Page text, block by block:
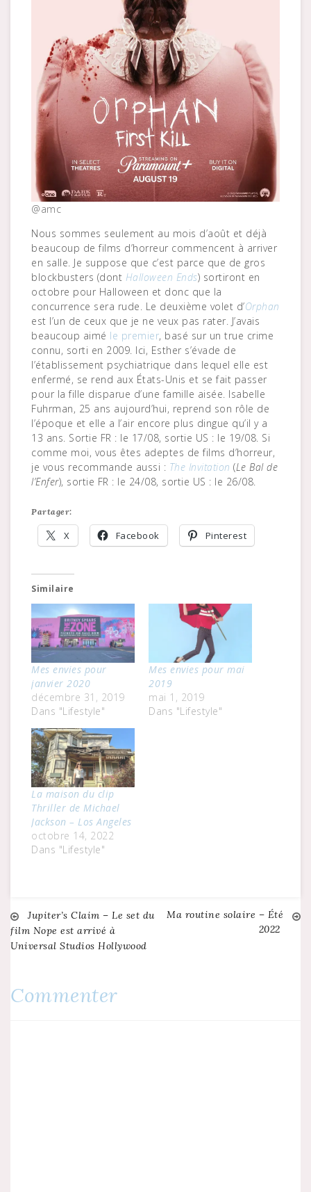
@amc
Nous sommes seulement au mois d’août et déjà
beaucoup de films d’horreur commencent à arriver
en salle. Je suppose que c’est parce que de gros
blockbusters (dont Halloween Ends) sortiront en
octobre pour Halloween et donc que la
concurrence sera rude. Le deuxième volet d’Orphan
est l’un de ceux que je ne veux pas rater. J’avais
beaucoup aimé le premier, basé sur un true crime
connu, sorti en 2009. Ici, Esther s’évade de
l’établissement psychiatrique dans lequel elle est
enfermé, se rend aux États-Unis et se fait passer
pour la fille disparue d’une famille aisée. Isabelle
Fuhrman, 25 ans aujourd’hui, reprend son rôle de
l’époque et elle a l’air encore plus dingue qu’il y a
13 ans. Sortie FR : le 17/08, sortie US : le 19/08. Si
comme moi, vous êtes adeptes de films d’horreur,
je vous recommande aussi : The Invitation (Le Bal de
l’Enfer), sortie FR : le 24/08, sortie US : le 26/08.
Partager:
X Facebook Pinterest
Similaire
Mes envies pour
janvier 2020
décembre 31, 2019
Dans "Lifestyle"
Mes envies pour mai
2019
mai 1, 2019
Dans "Lifestyle"
La maison du clip
Thriller de Michael
Jackson – Los Angeles
octobre 14, 2022
Dans "Lifestyle"
Navigation
de
l’article
Jupiter’s Claim – Le set du
film Nope est arrivé à
Universal Studios Hollywood
Ma routine solaire – Été
2022
Commenter